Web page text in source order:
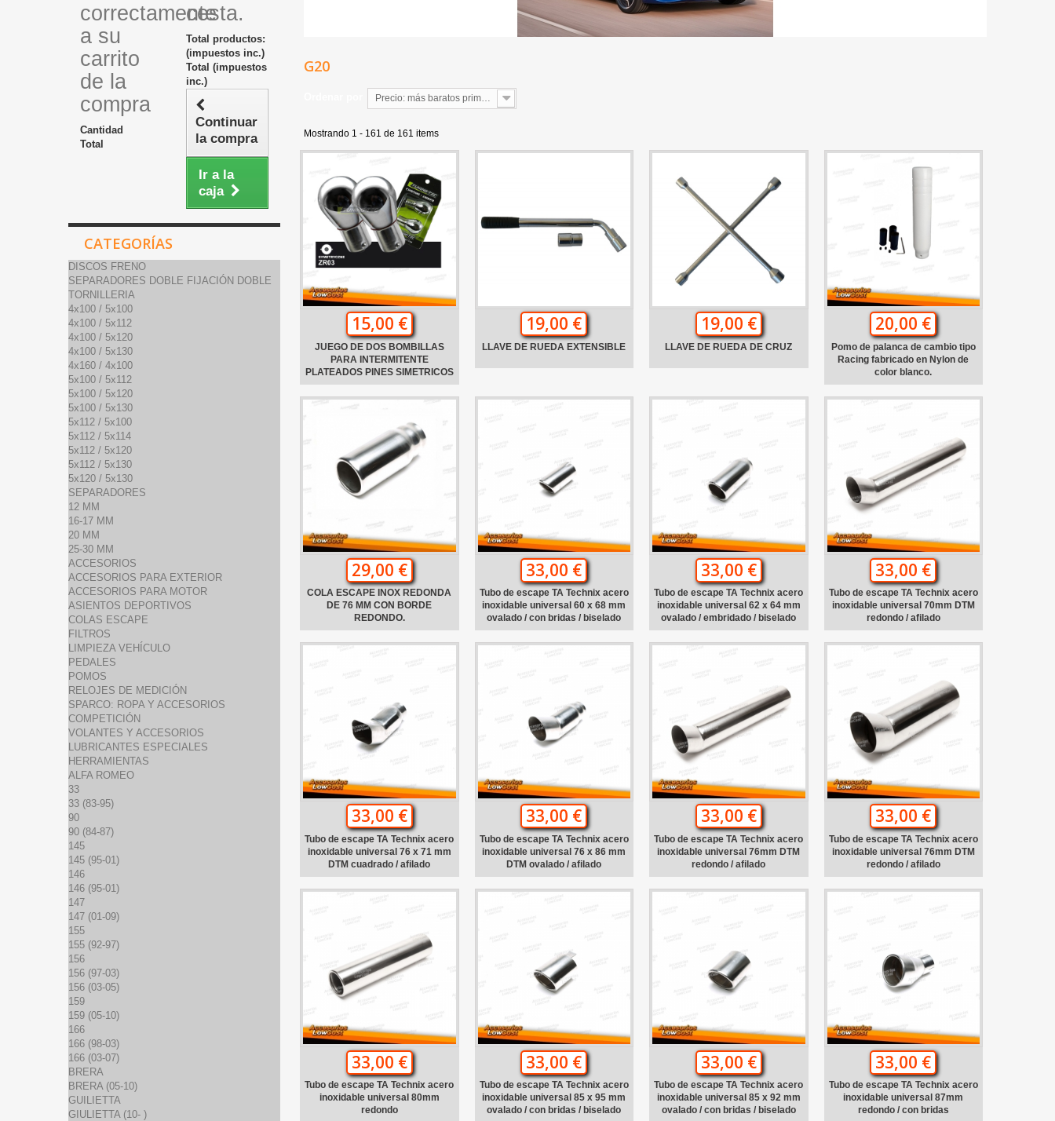
correctamente
a su
carrito
de la
compra
Cantidad
Total
cesta.
Total productos:
(impuestos inc.)
Total (impuestos
inc.)
Continuar
la compra
Ir a la
caja
CATEGORÍAS
DISCOS FRENO
SEPARADORES DOBLE FIJACIÓN DOBLE
TORNILLERIA
4x100 / 5x100
4x100 / 5x112
4x100 / 5x120
4x100 / 5x130
4x160 / 4x100
5x100 / 5x112
5x100 / 5x120
5x100 / 5x130
5x112 / 5x100
5x112 / 5x114
5x112 / 5x120
5x112 / 5x130
5x120 / 5x130
SEPARADORES
12 MM
16-17 MM
20 MM
25-30 MM
ACCESORIOS
ACCESORIOS PARA EXTERIOR
ACCESORIOS PARA MOTOR
ASIENTOS DEPORTIVOS
COLAS ESCAPE
FILTROS
LIMPIEZA VEHÍCULO
PEDALES
POMOS
RELOJES DE MEDICIÓN
SPARCO: ROPA Y ACCESORIOS
COMPETICIÓN
VOLANTES Y ACCESORIOS
LUBRICANTES ESPECIALES
HERRAMIENTAS
ALFA ROMEO
33
33 (83-95)
90
90 (84-87)
145
145 (95-01)
146
146 (95-01)
147
147 (01-09)
155
155 (92-97)
156
156 (97-03)
156 (03-05)
159
159 (05-10)
166
166 (98-03)
166 (03-07)
BRERA
BRERA (05-10)
GUILIETTA
GIULIETTA (10- )
G20
Precio: más baratos primero
Mostrando 1 - 161 de 161 items
15,00 €
JUEGO DE DOS BOMBILLAS
PARA INTERMITENTE
PLATEADOS PINES SIMETRICOS
19,00 €
LLAVE DE RUEDA EXTENSIBLE
19,00 €
LLAVE DE RUEDA DE CRUZ
20,00 €
Pomo de palanca de cambio tipo
Racing fabricado en Nylon de
color blanco.
29,00 €
COLA ESCAPE INOX REDONDA
DE 76 MM CON BORDE
REDONDO.
33,00 €
Tubo de escape TA Technix acero
inoxidable universal 60 x 68 mm
ovalado / con bridas / biselado
33,00 €
Tubo de escape TA Technix acero
inoxidable universal 62 x 64 mm
ovalado / embridado / biselado
33,00 €
Tubo de escape TA Technix acero
inoxidable universal 70mm DTM
redondo / afilado
33,00 €
Tubo de escape TA Technix acero
inoxidable universal 76 x 71 mm
DTM cuadrado / afilado
33,00 €
Tubo de escape TA Technix acero
inoxidable universal 76 x 86 mm
DTM ovalado / afilado
33,00 €
Tubo de escape TA Technix acero
inoxidable universal 76mm DTM
redondo / afilado
33,00 €
Tubo de escape TA Technix acero
inoxidable universal 76mm DTM
redondo / afilado
33,00 €
Tubo de escape TA Technix acero
inoxidable universal 80mm
redondo
33,00 €
Tubo de escape TA Technix acero
inoxidable universal 85 x 95 mm
ovalado / con bridas / biselado
33,00 €
Tubo de escape TA Technix acero
inoxidable universal 85 x 92 mm
ovalado / con bridas / biselado
33,00 €
Tubo de escape TA Technix acero
inoxidable universal 87mm
redondo / con bridas